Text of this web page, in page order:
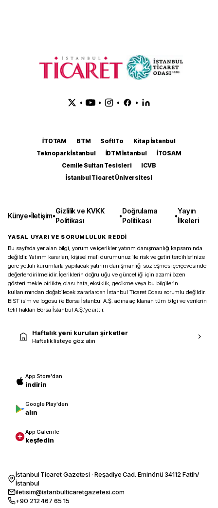
• • • •
İTOTAM BTM SoftITo
Kitap İstanbul
Teknopark İstanbul
İDTM İstanbul
İTOSAM
Cemile Sultan Tesisleri
ICVB
İstanbul Ticaret Üniversitesi
Künye•İletişim•
Gizlilik ve KVKK
Politikası
•
Doğrulama
Politikası
•
Yayın
İlkeleri
YASAL UYARI VE SORUMLULUK REDDİ
Bu sayfada yer alan bilgi, yorum ve içerikler yatırım danışmanlığı kapsamında
değildir. Yatırım kararları, kişisel mali durumunuz ile risk ve getiri tercihlerinize
göre yetkili kurumlarla yapılacak yatırım danışmanlığı sözleşmesi çerçevesinde
değerlendirilmelidir. İçeriklerin doğruluğu ve güncelliği için azami özen
gösterilmekle birlikte, olası hata, eksiklik, gecikme veya bu bilgilerin
kullanımından doğabilecek zararlardan İstanbul Ticaret Odası sorumlu değildir.
BIST isim ve logosu ile Borsa İstanbul A.Ş. adına açıklanan tüm bilgi ve verilerin
telif hakları Borsa İstanbul A.Ş.’ye aittir.
Haftalık yeni kurulan şirketler
Haftalık listeye göz atın
App Store'dan
indirin
Google Play'den
alın
App Galeri ile
keşfedin
İstanbul Ticaret Gazetesi · Reşadiye Cad. Eminönü 34112 Fatih/
İstanbul
iletisim@istanbulticaretgazetesi.com
+90 212 467 65 15